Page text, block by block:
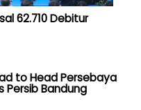
62.710 Debitur
to Head Persebaya
Persib Bandung